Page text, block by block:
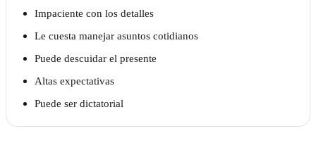
Impaciente con los detalles
Le cuesta manejar asuntos cotidianos
Puede descuidar el presente
Altas expectativas
Puede ser dictatorial